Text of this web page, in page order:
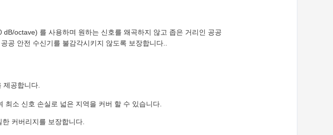
octave) 를 사용하며 원하는 신호를 왜곡하지 않고 좁은 거리인 공공
공 안전 수신기를 불감각시키지 않도록 보장합니다..
제공합니다.
소 신호 손실로 넓은 지역을 커버 할 수 있습니다.
커버리지를 보장합니다.